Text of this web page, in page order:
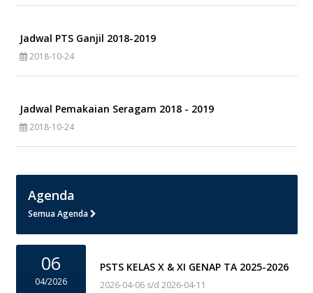
Jadwal PTS Ganjil 2018-2019
2018-10-24
Jadwal Pemakaian Seragam 2018 - 2019
2018-10-24
Agenda
Semua Agenda
06
04/2026
PSTS KELAS X & XI GENAP TA 2025-2026
2026-04-06 s/d 2026-04-11